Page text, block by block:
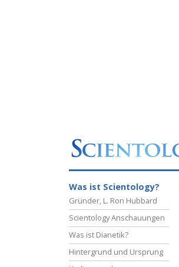
Was ist Scientology?
Gründer, L. Ron Hubbard
Scientology Anschauungen
Was ist Dianetik?
Hintergrund und Ursprung